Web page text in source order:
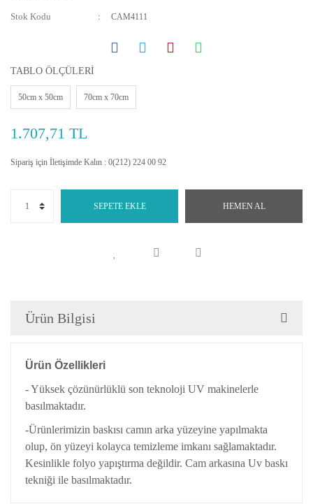
Stok Kodu CAM4111
TABLO ÖLÇÜLERİ
50cm x 50cm 70cm x 70cm
1.707,71 TL
Sipariş için İletişimde Kalın : 0(212) 224 00 92
SEPETE EKLE HEMEN AL
Ürün Bilgisi
Ürün Özellikleri
- Yüksek çözünürlüklü son teknoloji UV makinelerle
basılmaktadır.
-Ürünlerimizin baskısı camın arka yüzeyine yapılmakta
olup, ön yüzeyi kolayca temizleme imkanı sağlamaktadır.
Kesinlikle folyo yapıştırma değildir. Cam arkasına Uv baskı
tekniği ile basılmaktadır.